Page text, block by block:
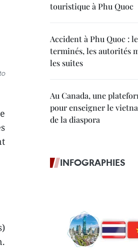
touristique à Phu Quoc
Accident à Phu Quoc :
terminés, les autorités
les suites
Au Canada, une
pour enseigner le
de la diaspora
INFOGRAPHIES